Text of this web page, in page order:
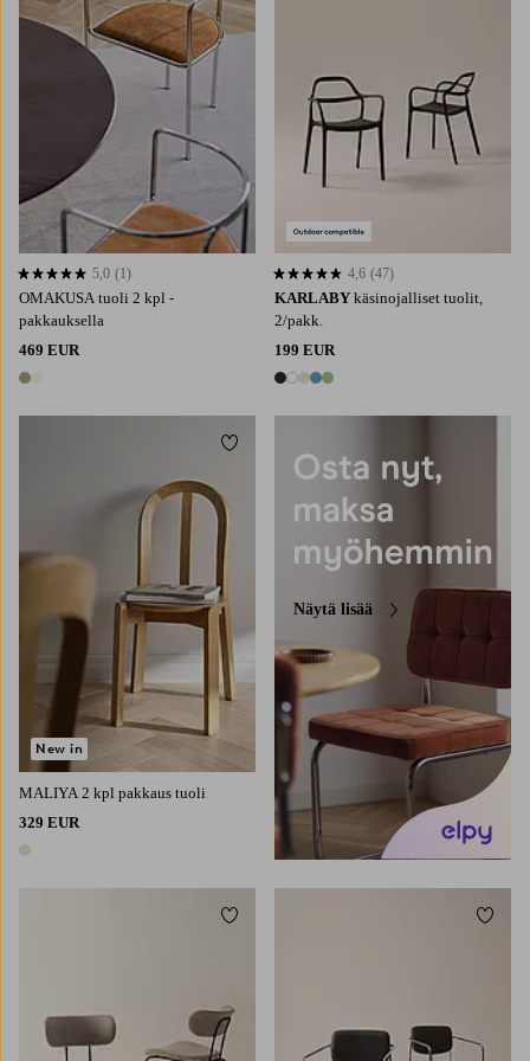
OMAKUSA tuoli 2 kpl -
pakkauksella
469 EUR
2 värejä
5,0 perustuen 1 arvosanaan
5,0 (1)
KARLABY käsinojalliset tuolit,
2/pakk.
199 EUR
5 värejä
4,6 perustuen 47 arvosanaan
4,6 (47)
MALIYA 2 kpl pakkaus tuoli
329 EUR
1 väri
New in
Lisää suosikkeihin
Näytä lisää
Lisää suosikkeihin Lisää